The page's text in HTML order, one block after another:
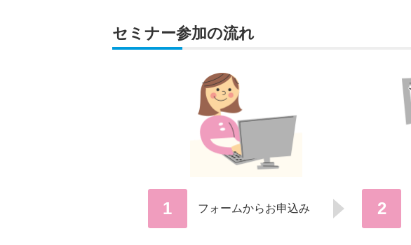
セミナー参加の流れ
1 フォームからお申込み 2